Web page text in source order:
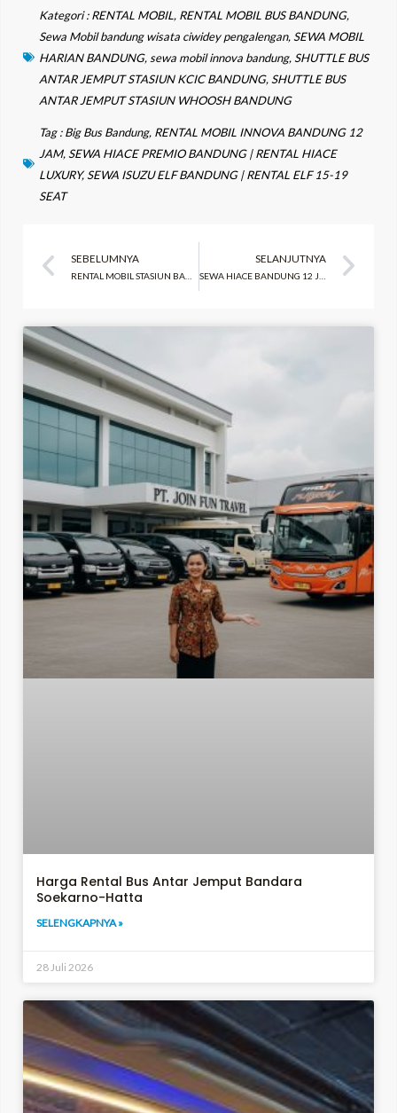
Kategori :RENTAL MOBIL, RENTAL MOBIL BUS BANDUNG,
Sewa Mobil bandung wisata ciwidey pengalengan,SEWA MOBIL
HARIAN BANDUNG, sewa mobil innova bandung,SHUTTLE BUS
ANTAR JEMPUT STASIUN KCIC BANDUNG,SHUTTLE BUS
ANTAR JEMPUT STASIUN WHOOSH BANDUNG
Tag :Big Bus Bandung, RENTAL MOBIL INNOVA BANDUNG 12
JAM,SEWA HIACE PREMIO BANDUNG | RENTAL HIACE
LUXURY,SEWA ISUZU ELF BANDUNG | RENTAL ELF 15-19
SEAT
Prev
SEBELUMNYA SELANJUTNYA
Harga Rental Bus Antar Jemput Bandara
Soekarno-Hatta
SELENGKAPNYA »
28 Juli 2026